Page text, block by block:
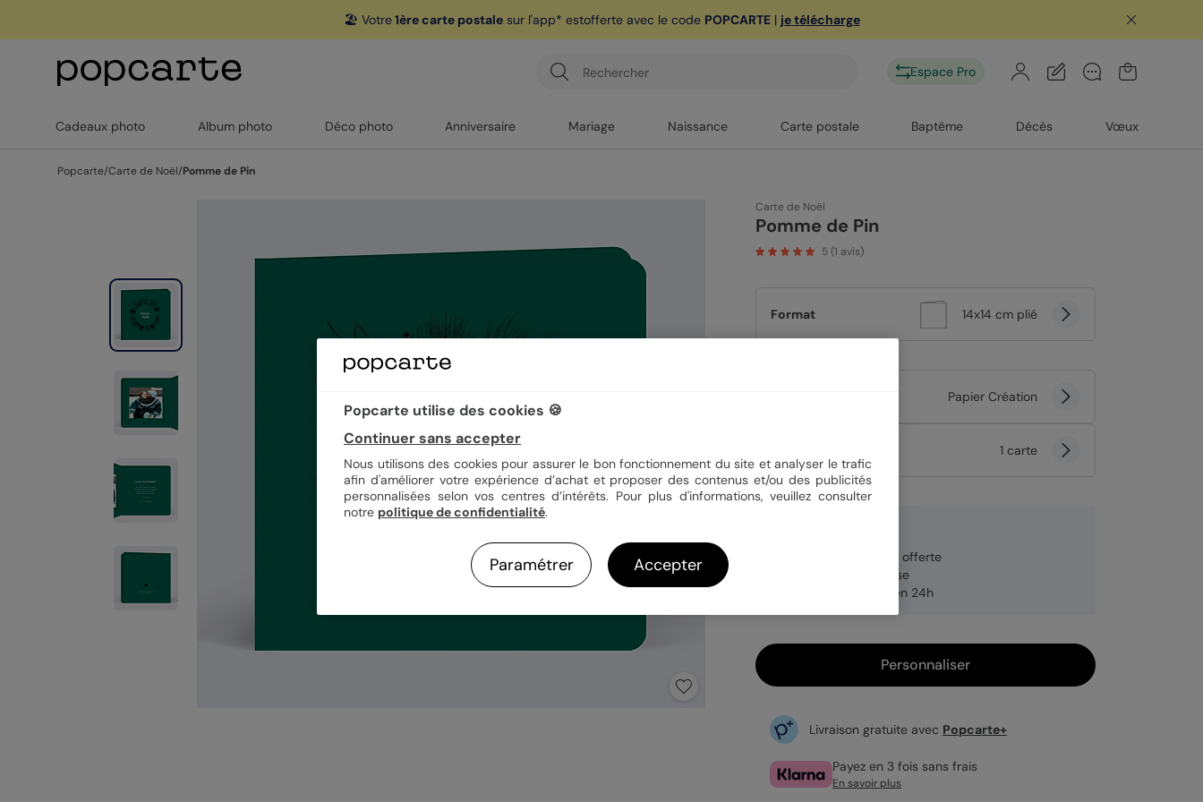
🏖️ Votre1ère carte postalesur l'app* estofferte avec le code POPCARTE| je télécharge
Espace Pro
Cadeaux photo Album photo Déco photo Anniversaire Mariage Naissance Carte postale Baptême Décès Vœux
Popcarte/Carte de Noël/Pomme de Pin
Carte de Noël
Pomme de Pin
5(1 avis)
Format 14x14 cm plié
Papier Création
1 carte
Enveloppe blanche offerte
Fabrication française
Expédition rapide en 24h
Personnaliser
Livraison gratuite avec Popcarte+
Payez en 3 fois sans frais
En savoir plus
Popcarte utilise des cookies 🍪
Continuer sans accepter
Nous utilisons des cookies pour assurer le bon fonctionnement du site et analyser le trafic
afin d'améliorer votre expérience d’achat et proposer des contenus et/ou des publicités
personnalisées selon vos centres d’intérêts. Pour plus d'informations, veuillez consulter
notre politique de confidentialité.
Paramétrer Accepter